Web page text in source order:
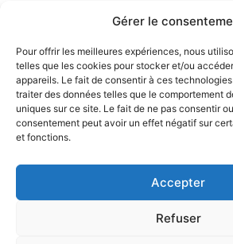
Gérer le
Pour offrir les meilleures expériences, nous
telles que les cookies pour stocker et/ou
appareils. Le fait de consentir à ces
traiter des données telles que le comportement
uniques sur ce site. Le fait de ne pas consentir
consentement peut avoir un effet négatif sur
et fonctions.
Accepter
Refuser